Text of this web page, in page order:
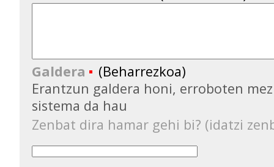
Galdera
(Beharrezkoa)
Erantzun galdera honi, erroboten
sistema da hau
Zenbat dira hamar gehi bi? (idatzi